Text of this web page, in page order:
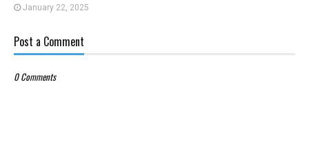
January 22, 2025
Post a Comment
0 Comments